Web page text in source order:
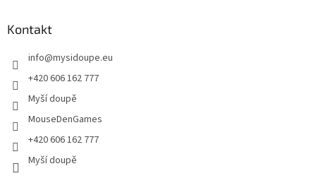
Kontakt
info@mysidoupe.eu
+420 606 162 777
Myší doupě
MouseDenGames
+420 606 162 777
Myší doupě